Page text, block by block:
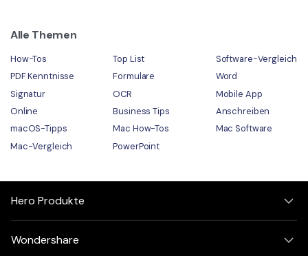
Alle Themen
How-Tos Top List
Software-Vergleich
PDF Kenntnisse
Formulare
Word
Signatur
OCR
Mobile App
Online
Business Tips
Anschreiben
macOS-Tipps
Mac How-Tos
Mac Software
Mac-Vergleich
PowerPoint
Hero Produkte
Wondershare